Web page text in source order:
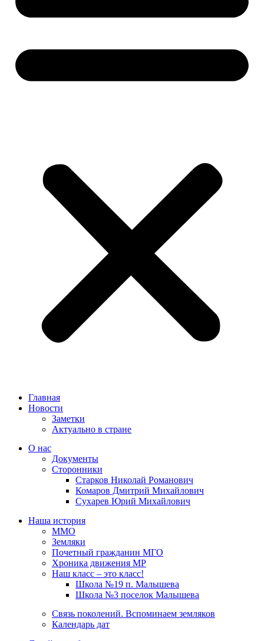
Главная
Новости
Заметки
Актуально в стране
О нас
Документы
Сторонники
Старков Николай Романович
Комаров Дмитрий Михайлович
Сухарев Юрий Михайлович
Наша история
ММО
Земляки
Почетный гражданин МГО
Хроника движения МР
Наш класс – это класс!
Школа №19 п. Малышева
Школа №3 поселок Малышева
Связь поколений. Вспоминаем земляков
Календарь дат